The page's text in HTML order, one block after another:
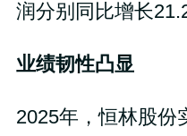
润分别同比增长
业绩韧性凸显
2025年，恒林股份